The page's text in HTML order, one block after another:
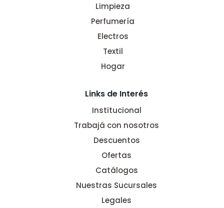
Limpieza
Perfumería
Electros
Textil
Hogar
Links de Interés
Institucional
Trabajá con nosotros
Descuentos
Ofertas
Catálogos
Nuestras Sucursales
Legales